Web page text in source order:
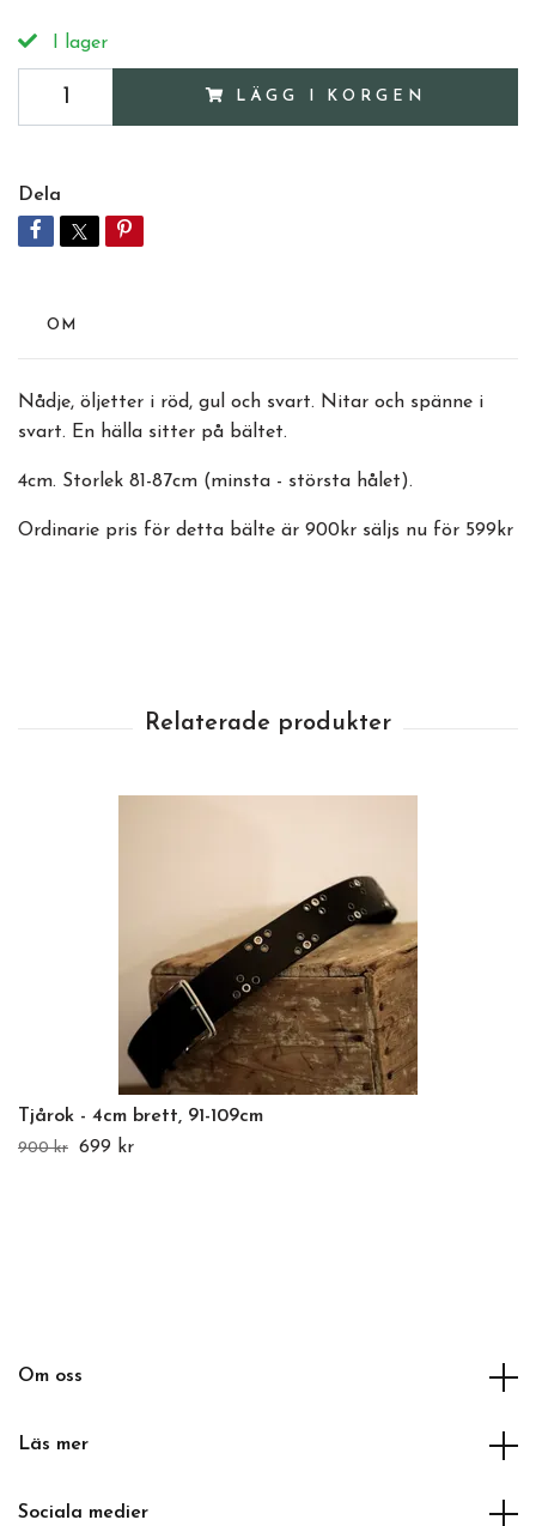
I lager
LÄGG I KORGEN
Dela
OM
Nådje, öljetter i röd, gul och svart. Nitar och spänne i
svart. En hälla sitter på bältet.
4cm. Storlek 81-87cm (minsta - största hålet).
Ordinarie pris för detta bälte är 900kr säljs nu för 599kr
Tjårok - 4cm brett, 91-109cm
900 kr 699 kr
Om oss
Läs mer
Sociala medier